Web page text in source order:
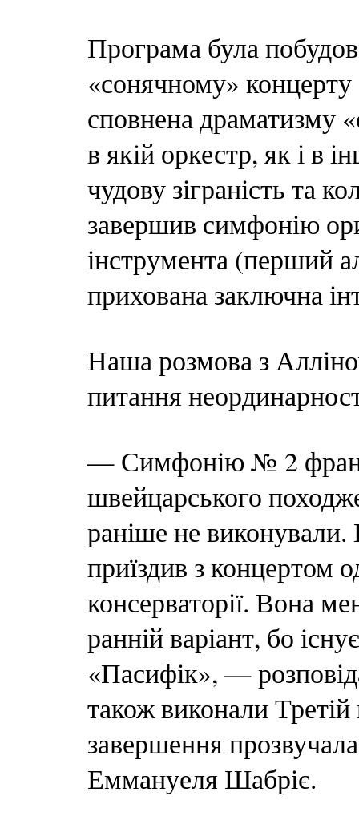
Програма була
«сонячному»
сповнена драматизму
в якій оркестр, як і в
чудову зіграність та
завершив симфонію
інструмента (перший
прихована заключна
Наша розмова з
питання
— Симфонію № 2
швейцарського
раніше не виконували.
приїздив з концертом
консерваторії. Вона
ранній варіант, бо
«Пасифік», —
також виконали
завершення
Еммануеля Шабріє.